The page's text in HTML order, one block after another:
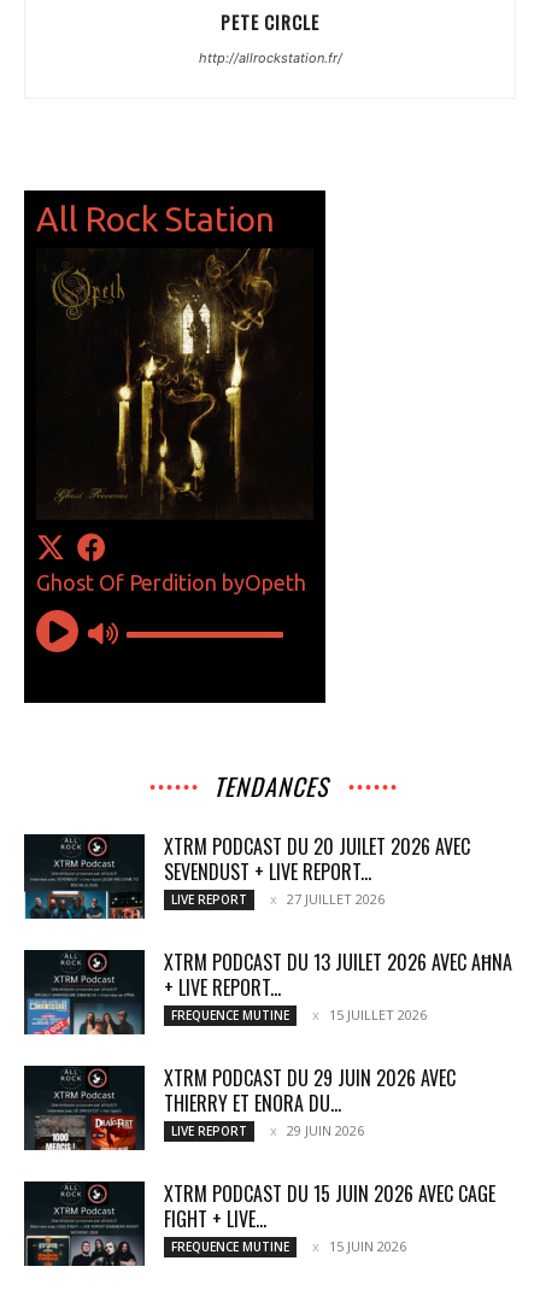
PETE CIRCLE
http://allrockstation.fr/
TENDANCES
XTRM PODCAST DU 20 JUILET 2026 AVEC
SEVENDUST + LIVE REPORT...
LIVE REPORT 27 JUILLET 2026
XTRM PODCAST DU 13 JUILET 2026 AVEC AĦNA
+ LIVE REPORT...
FREQUENCE MUTINE 15 JUILLET 2026
XTRM PODCAST DU 29 JUIN 2026 AVEC
THIERRY ET ENORA DU...
LIVE REPORT 29 JUIN 2026
XTRM PODCAST DU 15 JUIN 2026 AVEC CAGE
FIGHT + LIVE...
FREQUENCE MUTINE 15 JUIN 2026